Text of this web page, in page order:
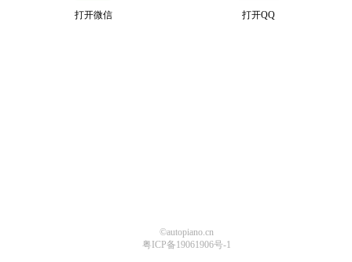
打开微信 打开QQ
©autopiano.cn
粤ICP备19061906号-1